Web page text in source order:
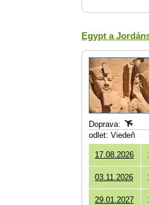
Egypt a
Doprava:
odlet: Viedeň
17.08.2026
03.11.2026
29.01.2027